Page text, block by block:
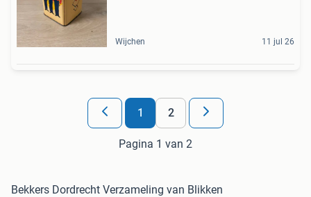
Wijchen 11 jul 26
1 2
Pagina 1 van 2
Bekkers Dordrecht Verzameling van Blikken